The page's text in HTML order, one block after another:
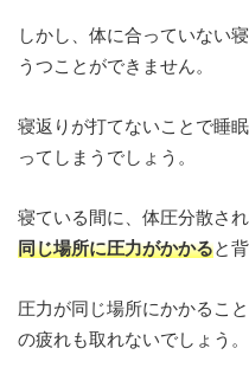
しかし、体に合っていない
うつことができません。
寝返りが打てないことで睡
ってしまうでしょう。
寝ている間に、体圧分散さ
同じ場所に圧力がかかると
圧力が同じ場所にかかるこ
の疲れも取れないでしょう。